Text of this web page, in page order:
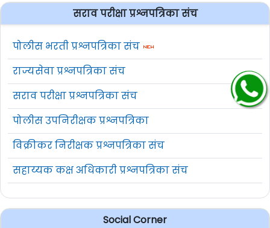
सराव परीक्षा प्रश्नपत्रिका संच
पोलीस भरती प्रश्नपत्रिका संच
राज्यसेवा प्रश्नपत्रिका संच
सराव परीक्षा प्रश्नपत्रिका संच
पोलीस उपनिरीक्षक प्रश्नपत्रिका
विक्रीकर निरीक्षक प्रश्नपत्रिका संच
सहाय्यक कक्ष अधिकारी प्रश्नपत्रिका संच
Social Corner